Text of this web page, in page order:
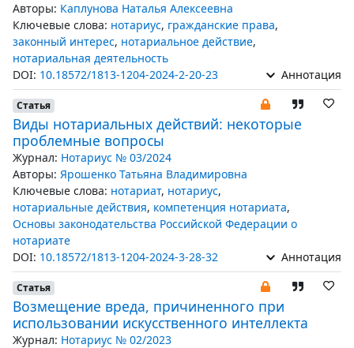
Авторы: Каплунова Наталья Алексеевна
Ключевые слова: нотариус, гражданские права,
законный интерес, нотариальное действие,
нотариальная деятельность
DOI: 10.18572/1813-1204-2024-2-20-23 Аннотация
Статья
Виды нотариальных действий: некоторые
проблемные вопросы
Журнал: Нотариус № 03/2024
Авторы: Ярошенко Татьяна Владимировна
Ключевые слова: нотариат, нотариус,
нотариальные действия, компетенция нотариата,
Основы законодательства Российской Федерации о
нотариате
DOI: 10.18572/1813-1204-2024-3-28-32 Аннотация
Статья
Возмещение вреда, причиненного при
использовании искусственного интеллекта
Журнал: Нотариус № 02/2023